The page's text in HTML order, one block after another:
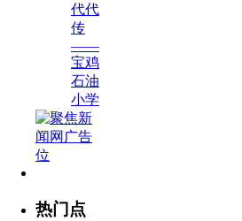
代代
传
——
宝鸡
石油
小学
热门点